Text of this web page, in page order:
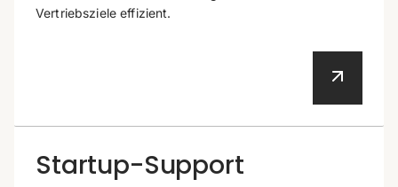
Vertriebsziele effizient.
Startup-Support